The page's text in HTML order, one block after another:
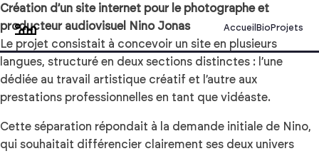
Accueil Bio Projets
Création d’un site internet pour le photographe et
producteur audiovisuel Nino Jonas
Le projet consistait à concevoir un site en plusieurs
langues, structuré en deux sections distinctes : l’une
dédiée au travail artistique créatif et l’autre aux
prestations professionnelles en tant que vidéaste.
Cette séparation répondait à la demande initiale de Nino,
qui souhaitait différencier clairement ses deux univers